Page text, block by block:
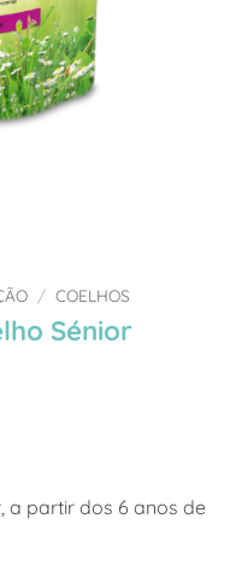
/ COELHOS
Sénior
a partir dos 6 anos de